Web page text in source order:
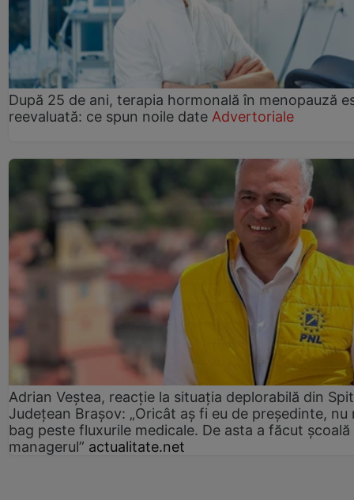
După 25 de ani, terapia hormonală în menopauză
reevaluată: ce spun noile date Advertoriale
Adrian Veștea, reacție la situația deplorabilă din
Județean Brașov: „Oricât aș fi eu de președinte, nu
bag peste fluxurile medicale. De asta a făcut școală
managerul” actualitate.net